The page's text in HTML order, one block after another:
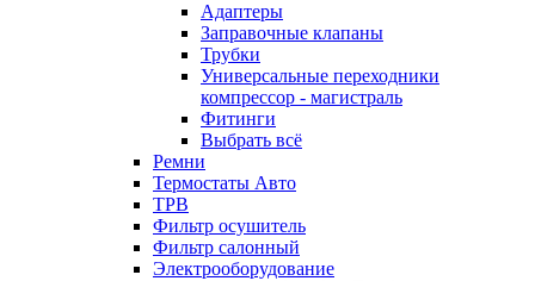
Адаптеры
Заправочные клапаны
Трубки
Универсальные переходники
компрессор - магистраль
Фитинги
Выбрать всё
Ремни
Термостаты Авто
ТРВ
Фильтр осушитель
Фильтр салонный
Электрооборудование